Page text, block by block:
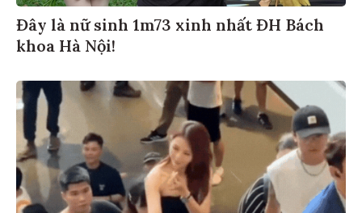
Đây là nữ sinh 1m73 xinh nhất ĐH Bách
khoa Hà Nội!